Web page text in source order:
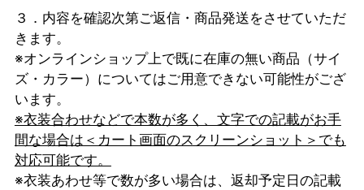
３．内容を確認次第ご返信・商品発送をさせていただ
きます。
※オンラインショップ上で既に在庫の無い商品（サイ
ズ・カラー）についてはご用意できない可能性がござ
います。
※衣装合わせなどで本数が多く、文字での記載がお手
間な場合は＜カート画面のスクリーンショット＞でも
対応可能です。
※衣装あわせ等で数が多い場合は、返却予定日の記載